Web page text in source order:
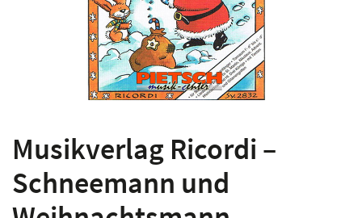
Musikverlag Ricordi –
Schneemann und